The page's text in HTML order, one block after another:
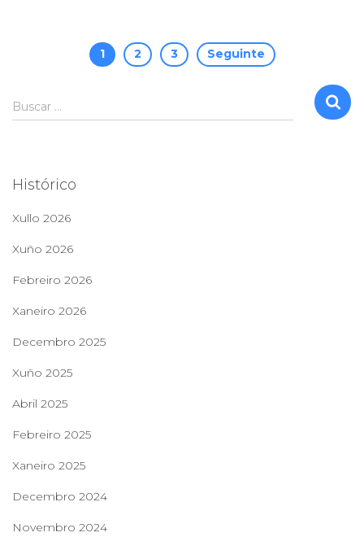
Paxinación
de
1 2 3 Seguinte
B
u
r
Buscar …
Histórico
Xullo 2026
Xuño 2026
Febreiro 2026
Xaneiro 2026
Decembro 2025
Xuño 2025
Abril 2025
Febreiro 2025
Xaneiro 2025
Decembro 2024
Novembro 2024